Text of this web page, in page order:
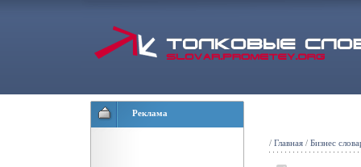
Реклама
/ Главная / Бизнес